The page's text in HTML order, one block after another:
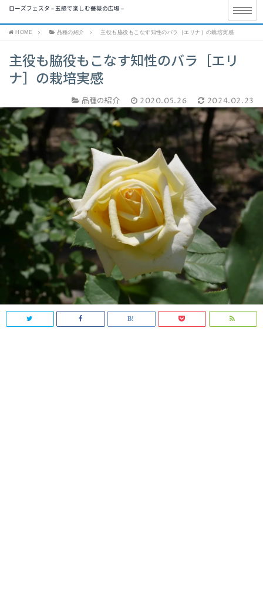
ローズフェスタ – 五感で楽しむ薔薇の広場 –
HOME 品種の紹介 主役も脇役もこなす知性のバラ［エリナ］の栽培実感
主役も脇役もこなす知性のバラ［エリ
ナ］の栽培実感
品種の紹介 2020.05.26 2024.02.23